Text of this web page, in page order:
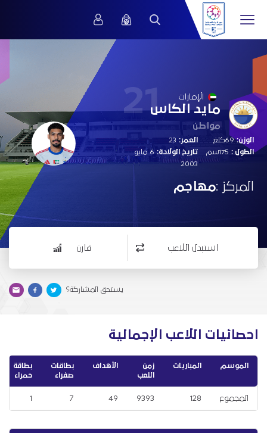
21 الإمارات
مايد الكاس
مواطن
الوزن:69كلغ
الطول :
العمر:
تاريخ الولادة:
6 مايو
2003
المركز :مهاجم
استبدل اللاعب قارن
يستحق المشاركة؟
احصائيات اللاعب الإجمالية
الموسم المباريات
زمن
اللعب
الأهداف
بطاقات
صفراء
بطاقة
حمراء
المجموع 128
9393
49
7
1